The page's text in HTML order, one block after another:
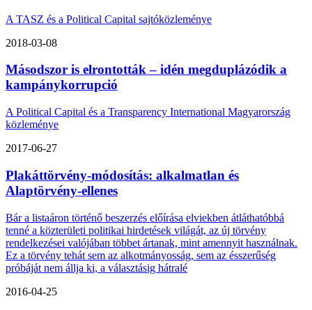
A TASZ és a Political Capital sajtóközleménye
2018-03-08
Másodszor is elrontották – idén megduplázódik a
kampánykorrupció
A Political Capital és a Transparency International Magyarország
közleménye
2017-06-27
Plakáttörvény-módosítás: alkalmatlan és
Alaptörvény-ellenes
Bár a listaáron történő beszerzés előírása elviekben átláthatóbbá
tenné a közterületi politikai hirdetések világát, az új törvény
rendelkezései valójában többet ártanak, mint amennyit használnak.
Ez a törvény tehát sem az alkotmányosság, sem az ésszerűség
próbáját nem állja ki, a választásig hátralé
2016-04-25